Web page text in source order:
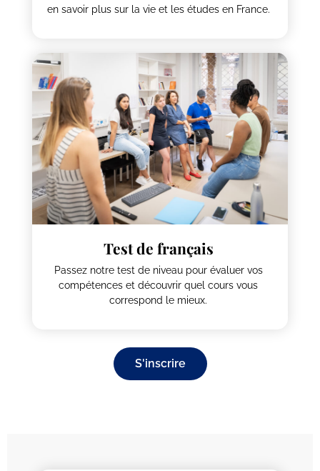
en savoir plus sur la vie et les études en France.
Test de français
Passez notre test de niveau pour évaluer vos
compétences et découvrir quel cours vous
correspond le mieux.
S'inscrire